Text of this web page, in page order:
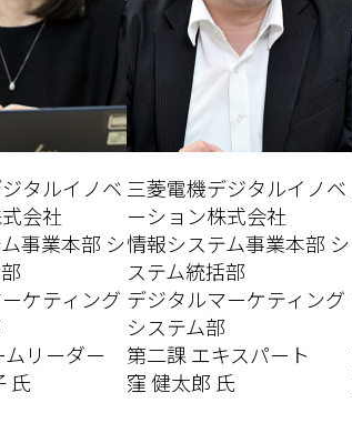
タルイノベ
会社
事業本部 シ
ケティング
リーダー
氏
三菱電機デジタルイノベ
ーション株式会社
情報システム事業本部 シ
ステム統括部
デジタルマーケティング
システム部
第二課 エキスパート
窪 健太郎 氏